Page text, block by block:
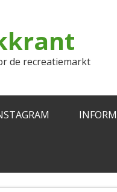
de recreatiemarkt